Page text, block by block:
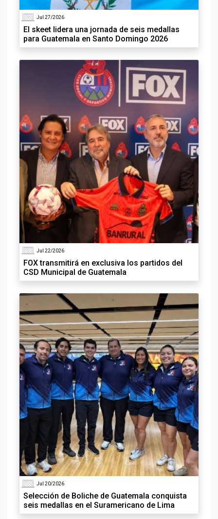
Jul 27/2026
El skeet lidera una jornada de seis medallas
para Guatemala en Santo Domingo 2026
Jul 22/2026
FOX transmitirá en exclusiva los partidos del
CSD Municipal de Guatemala
Jul 20/2026
Selección de Boliche de Guatemala conquista
seis medallas en el Suramericano de Lima